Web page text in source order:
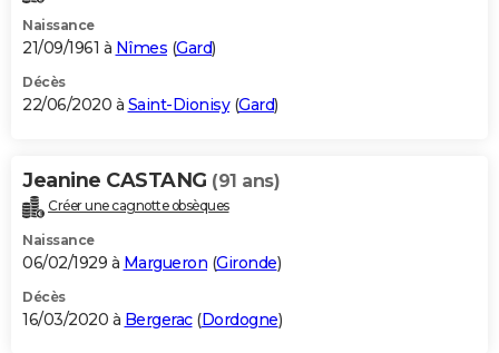
Naissance
21/09/1961 à Nîmes (Gard)
Décès
22/06/2020 à Saint-Dionisy(Gard)
Jeanine CASTANG (91 ans)
Créer une cagnotte obsèques
Naissance
06/02/1929 à Margueron (Gironde)
Décès
16/03/2020 à Bergerac(Dordogne)